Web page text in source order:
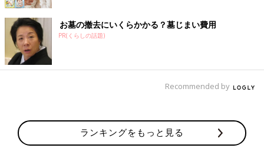
受けたことがあります。
たいがいは本人に自覚がないだけで、ちゃんと理由はあります。
本人じゃなくて家族が原因ってこともあるし。
みんな大人なんだからトラブルは避けたい。だからいちいち指摘
をしないだけなんですよね」
「私はいじめたこともいじめられたこともなく、いわゆる“女ば
かりの職場”で、なんとかやってこられた人間ですが、『あ
お墓の撤去にいくらかかる？墓じまい費用
PR(くらしの話題)
Recommended by
ランキングをもっと見る